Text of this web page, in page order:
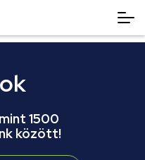
1500
között!